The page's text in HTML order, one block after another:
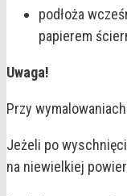
podłoża
papierem
Uwaga!
Przy
Jeżeli po
na niewielkiej